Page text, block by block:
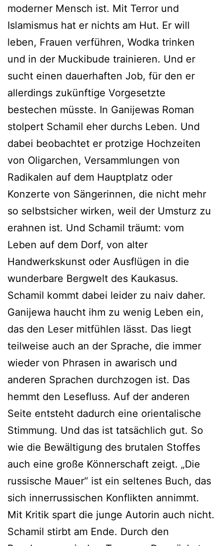
moderner Mensch ist. Mit Terror und
Islamismus hat er nichts am Hut. Er will
leben, Frauen verführen, Wodka trinken
und in der Muckibude trainieren. Und er
sucht einen dauerhaften Job, für den er
allerdings zukünftige Vorgesetzte
bestechen müsste. In Ganijewas Roman
stolpert Schamil eher durchs Leben. Und
dabei beobachtet er protzige Hochzeiten
von Oligarchen, Versammlungen von
Radikalen auf dem Hauptplatz oder
Konzerte von Sängerinnen, die nicht mehr
so selbstsicher wirken, weil der Umsturz zu
erahnen ist. Und Schamil träumt: vom
Leben auf dem Dorf, von alter
Handwerkskunst oder Ausflügen in die
wunderbare Bergwelt des Kaukasus.
Schamil kommt dabei leider zu naiv daher.
Ganijewa haucht ihm zu wenig Leben ein,
das den Leser mitfühlen lässt. Das liegt
teilweise auch an der Sprache, die immer
wieder von Phrasen in awarisch und
anderen Sprachen durchzogen ist. Das
hemmt den Lesefluss. Auf der anderen
Seite entsteht dadurch eine orientalische
Stimmung. Und das ist tatsächlich gut. So
wie die Bewältigung des brutalen Stoffes
auch eine große Könnerschaft zeigt. „Die
russische Mauer“ ist ein seltenes Buch, das
sich innerrussischen Konflikten annimmt.
Mit Kritik spart die junge Autorin auch nicht.
Schamil stirbt am Ende. Durch den